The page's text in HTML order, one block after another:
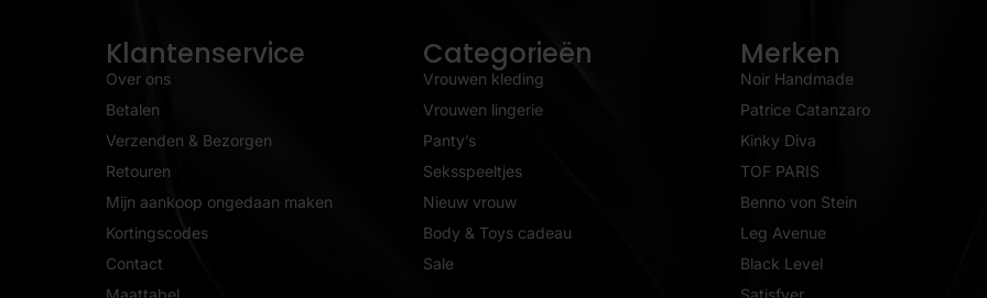
Klantenservice
Over ons
Betalen
Verzenden & Bezorgen
Retouren
Mijn aankoop ongedaan maken
Kortingscodes
Contact
Categorieën
Vrouwen kleding
Vrouwen lingerie
Panty’s
Seksspeeltjes
Nieuw vrouw
Body & Toys cadeau
Sale
Merken
Noir Handmade
Patrice Catanzaro
Kinky Diva
TOF PARIS
Benno von Stein
Leg Avenue
Black Level